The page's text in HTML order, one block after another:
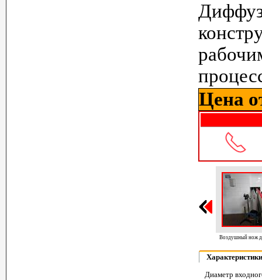
Цена
Воздушный нож
Характеристики
Диаметр